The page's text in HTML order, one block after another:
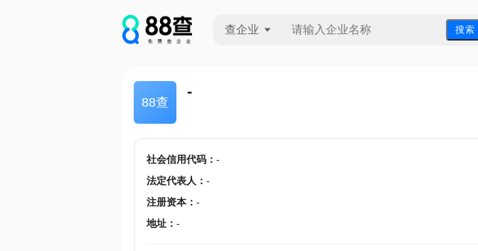
查企业 搜 索
88查
-
社会信用代码： -
法定代表人 ： -
注册资本： -
地址： -